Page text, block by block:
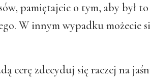
pamiętajcie o tym, aby był
W innym wypadku możecie
cerę zdecyduj się raczej na